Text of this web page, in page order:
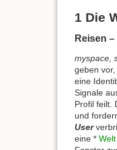
1 Die
Reisen
myspace,
geben
eine
Signale
Profil feilt.
und
User
eine * Welt